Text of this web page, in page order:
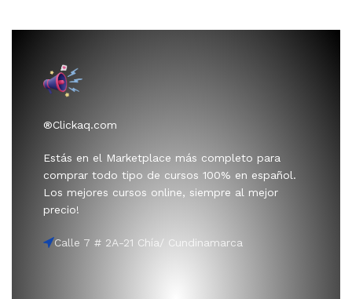
®Clickaq.com
Estás en el Marketplace más completo para
comprar todo tipo de cursos 100% en español.
Los mejores cursos online, siempre al mejor
precio!
Calle 7 # 2A-21 Chía/ Cundinamarca